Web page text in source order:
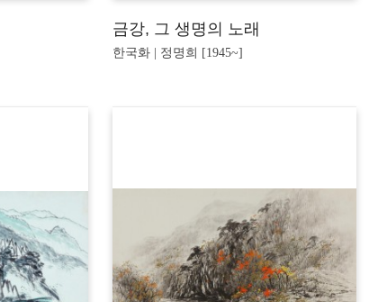
금강, 그 생명의 노래
한국화 | 정명희 [1945~]